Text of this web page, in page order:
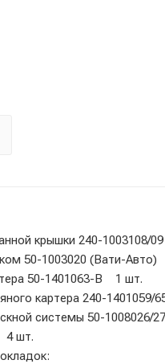
крышки 240-1003108/
50-1003020 (Вати-
50-1401063-В 1 шт.
картера 240-1401059/
системы 50-1008026/
4 шт.